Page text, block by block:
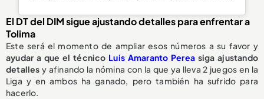
El DT del DIM sigue ajustando detalles para enfrentar a
Tolima
Este será el momento de ampliar esos números a su favor y
ayudar a que el técnico Luis Amaranto Perea siga ajustando
detalles y afinando la nómina con la que ya lleva 2 juegos en la
Liga y en ambos ha ganado, pero también ha sufrido para
hacerlo.